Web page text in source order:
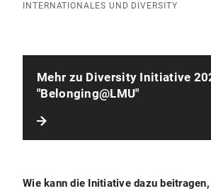
INTERNATIONALES UND DIVERSITY
Mehr zu Diversity Initiative
"Belonging@LMU"
Wie kann die Initiative dazu